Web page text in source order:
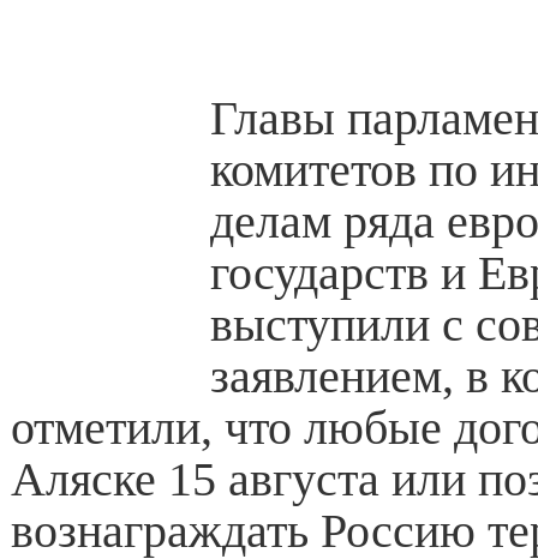
Главы
комитетов по
делам ряда
государств и
выступили с
заявлением, в
отметили, что любые
Аляске 15 августа или
вознаграждать Россию